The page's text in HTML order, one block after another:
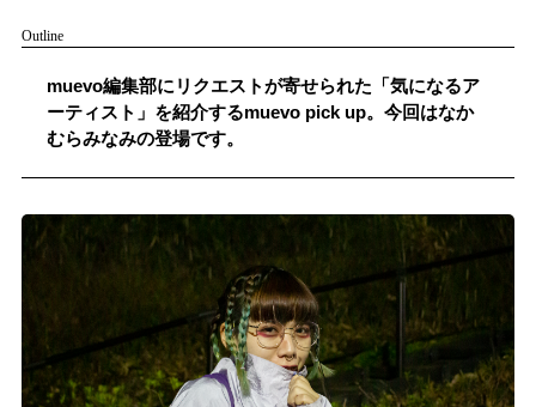
#男性シンガー #HR/HM #女性シンガー
#ヒップホップ #男性シンガーグループ
記事一覧
プレスリリース一覧
会社概要
記事リクエスト
LINK
Outline
muevo編集部にリクエストが寄せられた「気になるア
ーティスト」を紹介するmuevo pick up。今回はなか
むらみなみの登場です。